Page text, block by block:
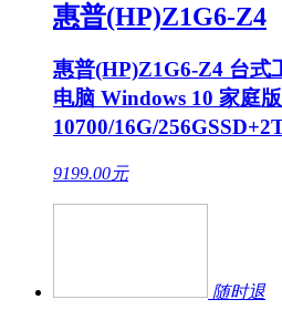
惠普(HP)Z1G6-Z4
惠普(HP)Z1G6-Z4 台式
电脑 Windows 10 家庭
10700/16G/
9199.00元
随时退